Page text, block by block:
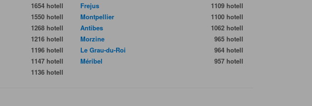
1654 hotell
1550 hotell
1268 hotell
1216 hotell
1196 hotell
1147 hotell
1136 hotell
Frejus
1109 hotell
Montpellier
1100 hotell
Antibes
1062 hotell
Morzine
965 hotell
Le Grau-du-Roi
964 hotell
Méribel
957 hotell